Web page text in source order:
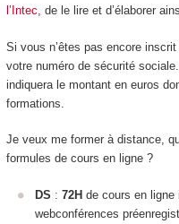
l’Intec, de le lire et d’élaborer
Si vous n’êtes pas encore
votre numéro de sécurité
indiquera le montant en euros
formations.
Je veux me former à distance,
formules de cours en ligne ?
DS : 72H de cours en ligne
webconférences